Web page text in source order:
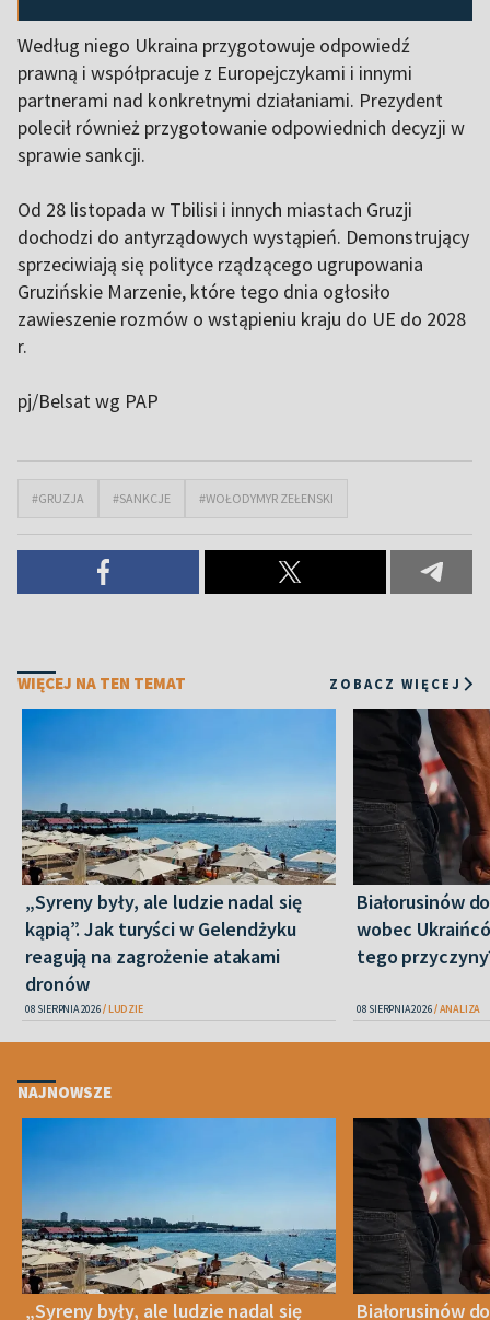
Według niego Ukraina przygotowuje odpowiedź
prawną i współpracuje z Europejczykami i innymi
partnerami nad konkretnymi działaniami. Prezydent
polecił również przygotowanie odpowiednich decyzji w
sprawie sankcji.
Od 28 listopada w Tbilisi i innych miastach Gruzji
dochodzi do antyrządowych wystąpień. Demonstrujący
sprzeciwiają się polityce rządzącego ugrupowania
Gruzińskie Marzenie, które tego dnia ogłosiło
zawieszenie rozmów o wstąpieniu kraju do UE do 2028
r.
pj/Belsat wg PAP
#GRUZJA #SANKCJE #WOŁODYMYR ZEŁENSKI
WIĘCEJ NA TEN TEMAT ZOBACZ WIĘCEJ
„Syreny były, ale ludzie nadal się
kąpią”. Jak turyści w Gelendżyku
reagują na zagrożenie atakami
dronów
08 SIERPNIA 2026 LUDZIE
Białorusinów
wobec
tego
08 SIERPNIA 2026 ANALIZA
NAJNOWSZE
„Syreny były, ale ludzie nadal się
Białorusinów